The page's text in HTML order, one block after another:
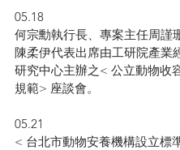
05.18
何宗勳執行長、專案主任周謹
陳柔伊代表出席由工研院產業
研究中心主辦之< 公立動物收
規範> 座談會。
05.21
< 台北市動物安養機構設立標